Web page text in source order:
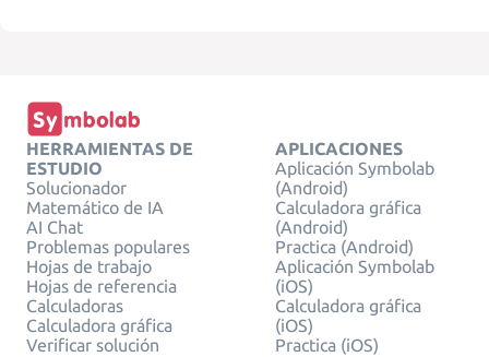
HERRAMIENTAS DE
ESTUDIO
Solucionador
Matemático de IA
AI Chat
Problemas populares
Hojas de trabajo
Hojas de referencia
Calculadoras
Calculadora gráfica
Verificar solución
APLICACIONES
Aplicación Symbolab
(Android)
Calculadora gráfica
(Android)
Practica (Android)
Aplicación Symbolab
(iOS)
Calculadora gráfica
(iOS)
Practica (iOS)